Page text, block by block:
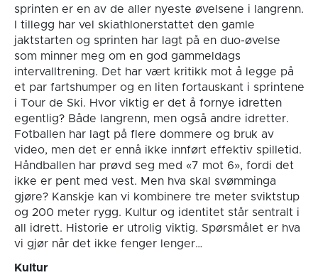
sprinten er en av de aller nyeste øvelsene i langrenn.
I tillegg har vel skiathlonerstattet den gamle
jaktstarten og sprinten har lagt på en duo-øvelse
som minner meg om en god gammeldags
intervalltrening. Det har vært kritikk mot å legge på
et par fartshumper og en liten fortauskant i sprintene
i Tour de Ski. Hvor viktig er det å fornye idretten
egentlig? Både langrenn, men også andre idretter.
Fotballen har lagt på flere dommere og bruk av
video, men det er ennå ikke innført effektiv spilletid.
Håndballen har prøvd seg med «7 mot 6», fordi det
ikke er pent med vest. Men hva skal svømminga
gjøre? Kanskje kan vi kombinere tre meter sviktstup
og 200 meter rygg. Kultur og identitet står sentralt i
all idrett. Historie er utrolig viktig. Spørsmålet er hva
vi gjør når det ikke fenger lenger…
Kultur